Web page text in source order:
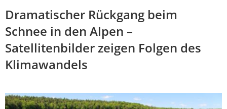
Dramatischer Rückgang beim
Schnee in den Alpen –
Satellitenbilder zeigen Folgen des
Klimawandels